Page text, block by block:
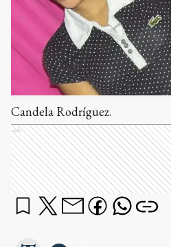
Candela Rodríguez.
Ads